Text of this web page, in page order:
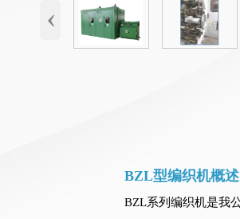
‹
BZL型编织机概述
BZL系列编织机是我